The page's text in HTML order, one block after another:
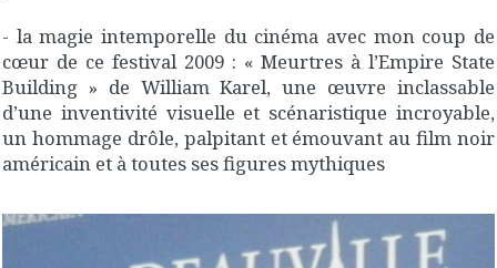
- la magie intemporelle du cinéma avec mon coup de
cœur de ce festival 2009 : « Meurtres à l’Empire State
Building » de William Karel, une œuvre inclassable
d’une inventivité visuelle et scénaristique incroyable,
un hommage drôle, palpitant et émouvant au film noir
américain et à toutes ses figures mythiques